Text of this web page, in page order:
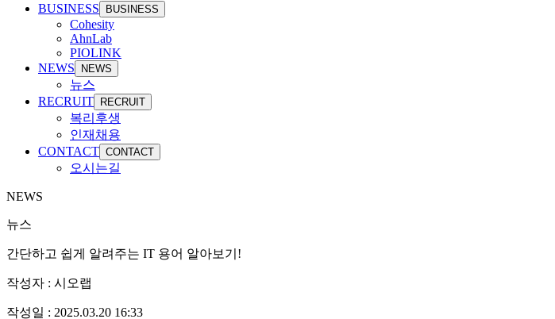
BUSINESS
BUSINESS
Cohesity
AhnLab
PIOLINK
NEWS
NEWS
뉴스
RECRUIT
RECRUIT
복리후생
인재채용
CONTACT CONTACT
오시는길
NEWS
뉴스
간단하고 쉽게 알려주는 IT 용어 알아보기!
작성자 : 시오랩
작성일 : 2025.03.20 16:33